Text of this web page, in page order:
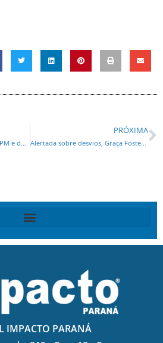
Richa anuncia comandos da PM e da Polícia Civil
PRÓXIMA
Alertada sobre desvios, Graça Foster demitiu denunciante
IMPACTO PARANÁ